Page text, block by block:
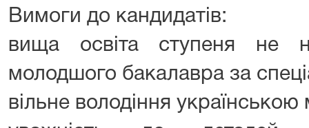
Вимоги до кандидатів:
вища освіта ступеня не
молодшого бакалавра за
вільне володіння